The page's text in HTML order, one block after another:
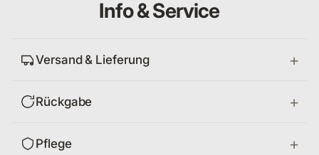
Info & Service
Versand & Lieferung
Rückgabe
Pflege